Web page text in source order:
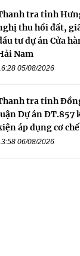
tra tỉnh
thu hồi đất,
tư dự án Cửa
Nam
05/08/2026
tra tỉnh
Dự án ĐT.857
áp dụng cơ
06/08/2026